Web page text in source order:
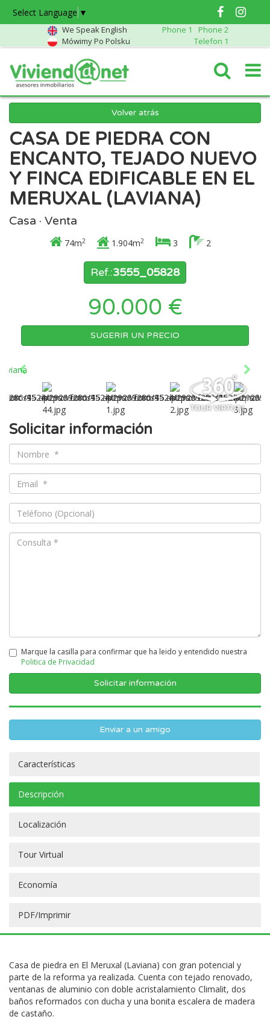
Select Language ▼
We Speak English Phone 1
Phone 2
Mówimy Po Polsku
Telefon 1
Volver atrás
CASA DE PIEDRA CON
ENCANTO, TEJADO NUEVO
Y FINCA EDIFICABLE EN EL
MERUXAL (LAVIANA)
Casa · Venta
74m2 1.904m2 3 2
Ref.:3555_05828
90.000 €
SUGERIR UN PRECIO
Solicitar información
Marque la casilla para confirmar que ha leido y entendido nuestra
Politica de Privacidad
Enviar a un amigo
Características
Descripción
Localización
Tour Virtual
Economía
PDF/Imprimir
Casa de piedra en El Meruxal (Laviana) con gran potencial y
parte de la reforma ya realizada. Cuenta con tejado renovado,
ventanas de aluminio con doble acristalamiento Climalit, dos
baños reformados con ducha y una bonita escalera de madera
de castaño.